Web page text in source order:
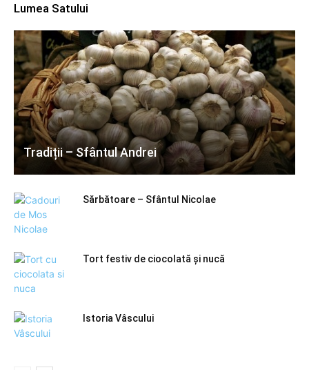
Lumea Satului
Tradiții – Sfântul Andrei
Sărbătoare – Sfântul Nicolae
Tort festiv de ciocolată și nucă
Istoria Vâscului